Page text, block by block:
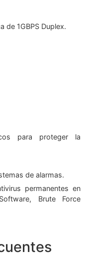
de 1GBPS Duplex.
para proteger la
de alarmas.
permanentes en
Brute Force